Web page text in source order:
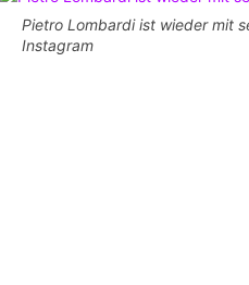
Pietro Lombardi ist wieder mit
Instagram